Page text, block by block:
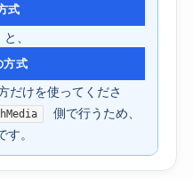
式
、
方式
だけを使ってくださ
側で行うため、
。